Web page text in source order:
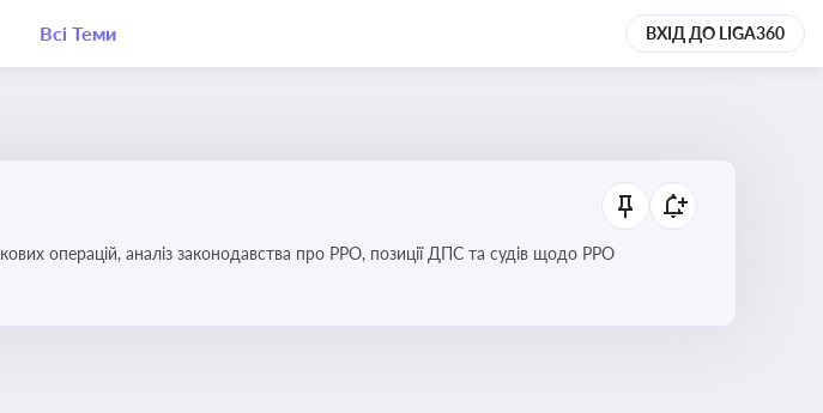
Всі Теми ВХІД ДО LIGA360
Новини та зміни щодо використання реєстраторів розрахункових операцій, аналіз законодавства про РРО, позиції ДПС та судів щодо РРО